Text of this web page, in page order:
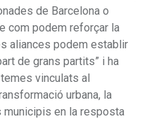
de Barcelona o
com podem reforçar la
aliances podem establir
de grans partits” i ha
vinculats al
urbana, la
en la resposta